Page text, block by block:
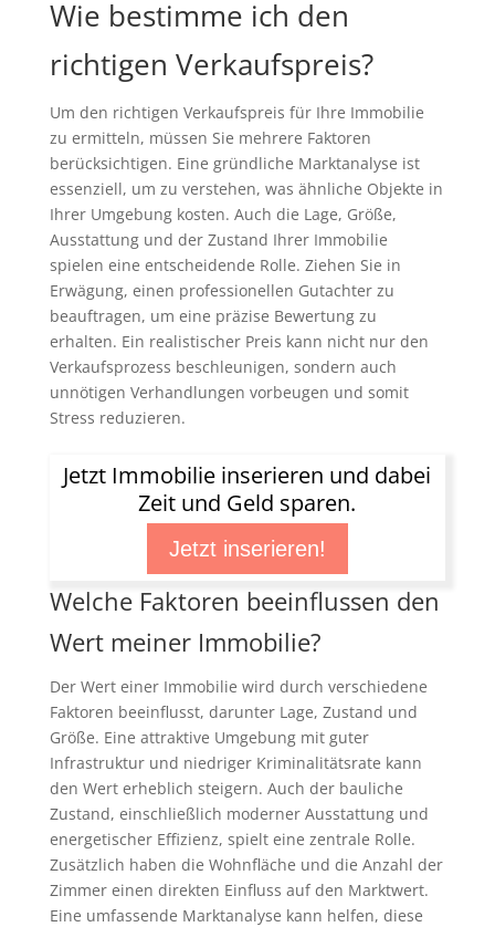
Wie bestimme ich den
richtigen Verkaufspreis?
Um den richtigen Verkaufspreis für Ihre Immobilie
zu ermitteln, müssen Sie mehrere Faktoren
berücksichtigen. Eine gründliche Marktanalyse ist
essenziell, um zu verstehen, was ähnliche Objekte in
Ihrer Umgebung kosten. Auch die Lage, Größe,
Ausstattung und der Zustand Ihrer Immobilie
spielen eine entscheidende Rolle. Ziehen Sie in
Erwägung, einen professionellen Gutachter zu
beauftragen, um eine präzise Bewertung zu
erhalten. Ein realistischer Preis kann nicht nur den
Verkaufsprozess beschleunigen, sondern auch
unnötigen Verhandlungen vorbeugen und somit
Stress reduzieren.
Jetzt Immobilie inserieren und dabei
Zeit und Geld sparen.
Jetzt inserieren!
Welche Faktoren beeinflussen den
Wert meiner Immobilie?
Der Wert einer Immobilie wird durch verschiedene
Faktoren beeinflusst, darunter Lage, Zustand und
Größe. Eine attraktive Umgebung mit guter
Infrastruktur und niedriger Kriminalitätsrate kann
den Wert erheblich steigern. Auch der bauliche
Zustand, einschließlich moderner Ausstattung und
energetischer Effizienz, spielt eine zentrale Rolle.
Zusätzlich haben die Wohnfläche und die Anzahl der
Zimmer einen direkten Einfluss auf den Marktwert.
Eine umfassende Marktanalyse kann helfen, diese